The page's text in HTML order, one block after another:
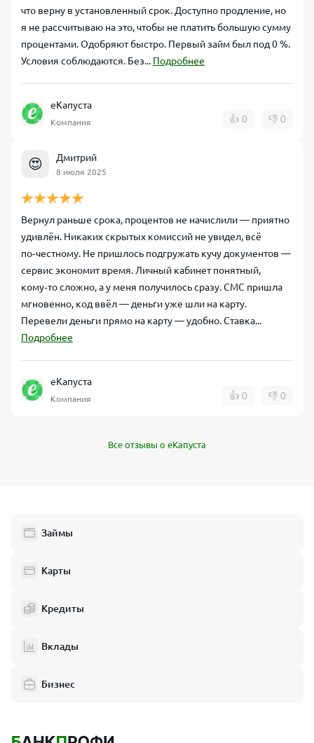
что верну в установленный срок. Доступно продление, но
я не рассчитываю на это, чтобы не платить большую сумму
процентами. Одобряют быстро. Первый займ был под 0 %.
Условия соблюдаются. Без... Подробнее
еКапуста
Компания 👍 0 👎 0
😍 Дмитрий
8 июля 2025
Вернул раньше срока, процентов не начислили — приятно
удивлён. Никаких скрытых комиссий не увидел, всё
по‑честному. Не пришлось подгружать кучу документов —
сервис экономит время. Личный кабинет понятный,
кому‑то сложно, а у меня получилось сразу. СМС пришла
мгновенно, код ввёл — деньги уже шли на карту.
Перевели деньги прямо на карту — удобно. Ставка...
Подробнее
еКапуста
Компания 👍 0 👎 0
Все отзывы о еКапуста
Займы
Карты
Кредиты
Вклады
Бизнес